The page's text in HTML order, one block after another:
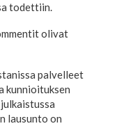
todettiin.
olivat
palvelleet
kunnioituksen
lausunto on